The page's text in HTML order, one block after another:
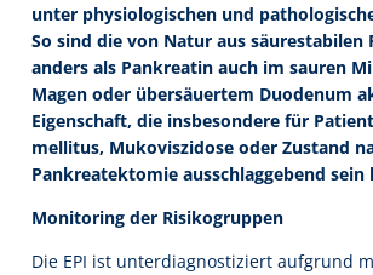
unter physiologischen und
So sind die von Natur aus säurestabilen
anders als Pankreatin auch im sauren
Magen oder übersäuertem Duodenum
Eigenschaft, die insbesondere für
mellitus, Mukoviszidose oder Zustand
Pankreatektomie ausschlaggebend sein
Monitoring der Risikogruppen
Die EPI ist unterdiagnostiziert aufgrund